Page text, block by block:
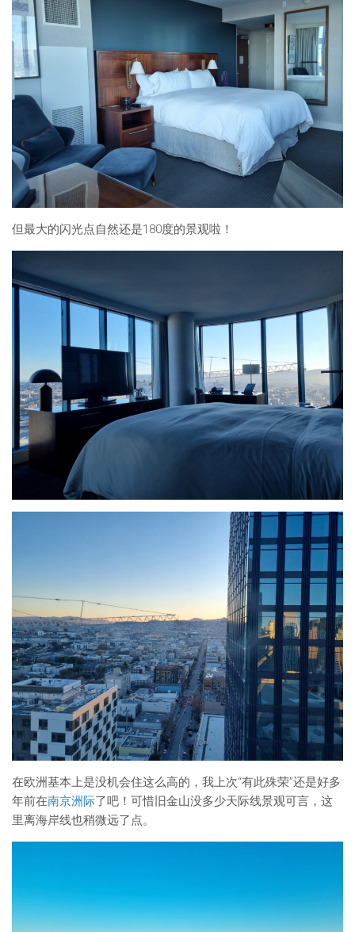
但最大的闪光点自然还是180度的景观啦！
在欧洲基本上是没机会住这么高的，我上次“有此殊荣”还是好多
年前在南京洲际了吧！可惜旧金山没多少天际线景观可言，这
里离海岸线也稍微远了点。